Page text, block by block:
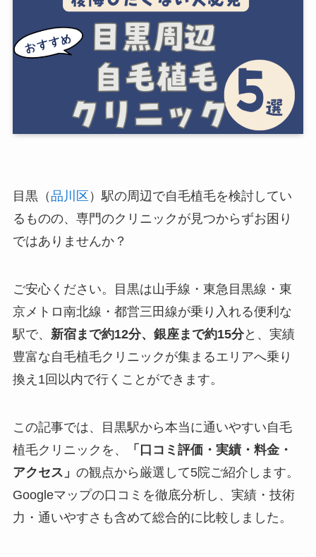
目黒（ 品川区 ）駅の周辺で自毛植毛を検討してい
るものの、専門のクリニックが見つからずお困り
ではありませんか？
ご安心ください。目黒は山手線・東急目黒線・東
京メトロ南北線・都営三田線が乗り入れる便利な
駅で、 新宿まで約12分、銀座まで約15分と、実績
豊富な自毛植毛クリニックが集まるエリアへ乗り
換え1回以内で行くことができます。
この記事では、目黒駅から本当に通いやすい自毛
植毛クリニックを、
「口コミ評価・実績・料金・
アクセス」 の観点から厳選して5院ご紹介します。
Googleマップの口コミを徹底分析し、実績・技術
力・通いやすさも含めて総合的に比較しました。